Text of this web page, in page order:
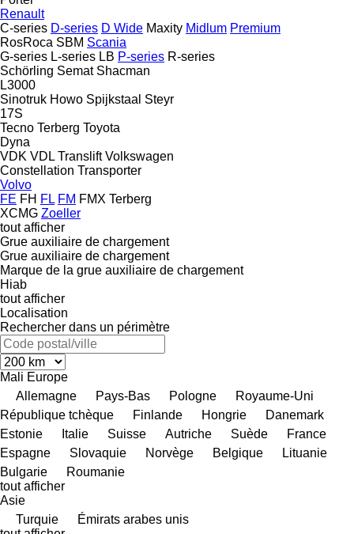
Renault
C-series D-series D Wide Maxity Midlum Premium
RosRoca SBM Scania
G-series L-series LB P-series R-series
Schörling Semat Shacman
L3000
Sinotruk Howo Spijkstaal Steyr
17S
Tecno Terberg Toyota
Dyna
VDK VDL Translift Volkswagen
Constellation Transporter
Volvo
FE FH FL FM FMX Terberg
XCMG Zoeller
tout afficher
Grue auxiliaire de chargement
Grue auxiliaire de chargement
Marque de la grue auxiliaire de chargement
Hiab
tout afficher
Localisation
Rechercher dans un périmètre
Mali Europe
Allemagne
Pays-Bas Pologne
Royaume-Uni
République tchèque
Finlande Hongrie
Danemark
Estonie
Italie Suisse Autriche Suède
France
Espagne
Slovaquie Norvège Belgique
Lituanie
Bulgarie
Roumanie
tout afficher
Asie
Turquie
Émirats arabes unis